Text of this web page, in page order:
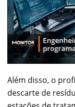
Além disso, o
descarte de